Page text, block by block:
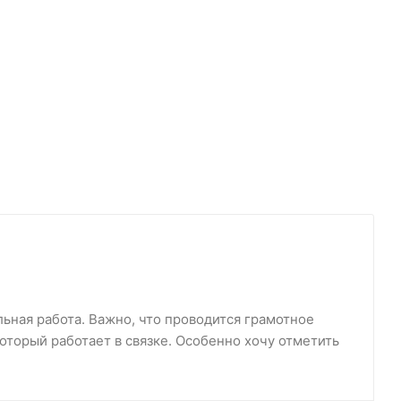
работа. Важно, что проводится грамотное
работает в связке. Особенно хочу отметить